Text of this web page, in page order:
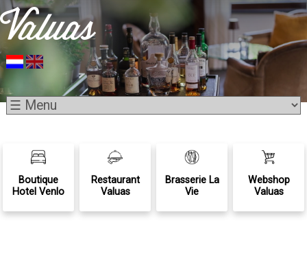
Boutique
Hotel Venlo
Restaurant
Valuas
Brasserie La
Vie
Webshop
Valuas